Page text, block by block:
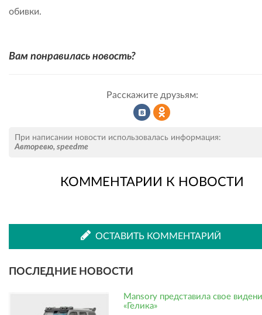
обивки.
Вам понравилась новость?
Расскажите друзьям:
во
ВКонтакте
Одноклассниках
При написании новости использовалась информация:
Авторевю, speedme
КОММЕНТАРИИ К НОВОСТИ
ОСТАВИТЬ КОММЕНТАРИЙ
ПОСЛЕДНИЕ НОВОСТИ
Mansory представила свое
«Гелика»